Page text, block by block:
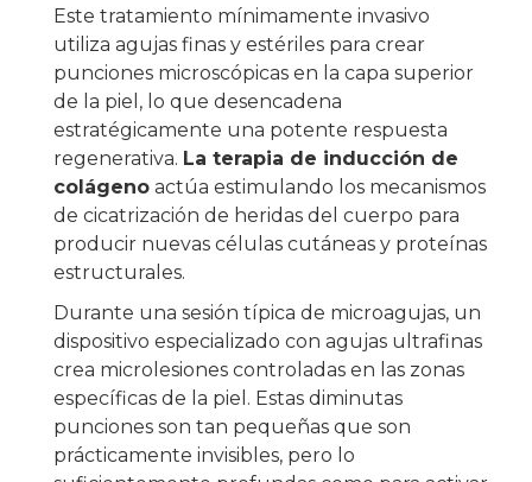
Este tratamiento mínimamente invasivo
utiliza agujas finas y estériles para crear
punciones microscópicas en la capa superior
de la piel, lo que desencadena
estratégicamente una potente respuesta
regenerativa. La terapia de inducción de
colágeno actúa estimulando los mecanismos
de cicatrización de heridas del cuerpo para
producir nuevas células cutáneas y proteínas
estructurales.
Durante una sesión típica de microagujas, un
dispositivo especializado con agujas ultrafinas
crea microlesiones controladas en las zonas
específicas de la piel. Estas diminutas
punciones son tan pequeñas que son
prácticamente invisibles, pero lo